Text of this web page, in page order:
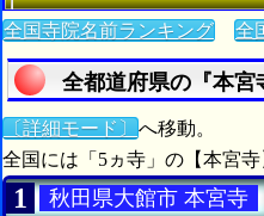
全国寺院名前ランキング 全
全都道府県の『本宮
〔詳細モード〕 へ移動。
全国には「5ヵ寺」の【本宮
1 秋田県大館市 本宮寺